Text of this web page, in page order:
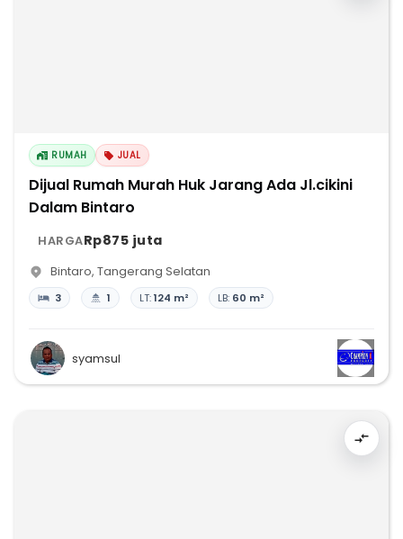
RUMAH JUAL
Dijual Rumah Murah Huk Jarang Ada Jl.cikini
Dalam Bintaro
HARGARp875 juta
Bintaro, Tangerang Selatan
3 1 LT:124 m² LB: 60 m²
syamsul